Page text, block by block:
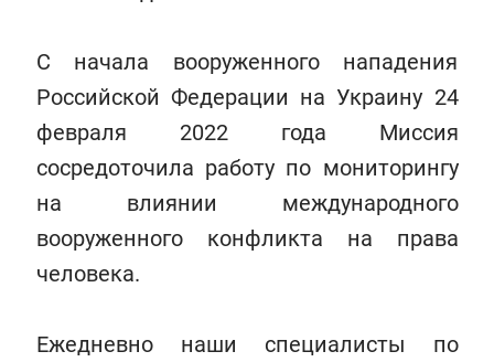
С начала вооруженного нападения
Российской Федерации на Украину 24
февраля 2022 года Миссия
сосредоточила работу по мониторингу
на влиянии международного
вооруженного конфликта на права
человека.
Ежедневно наши специалисты по